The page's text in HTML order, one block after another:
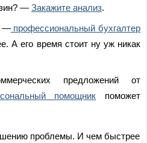
— Закажите анализ.
—профессиональный бухгалтер
А его время стоит ну уж никак
предложений от
помощник поможет
проблемы. И чем быстрее